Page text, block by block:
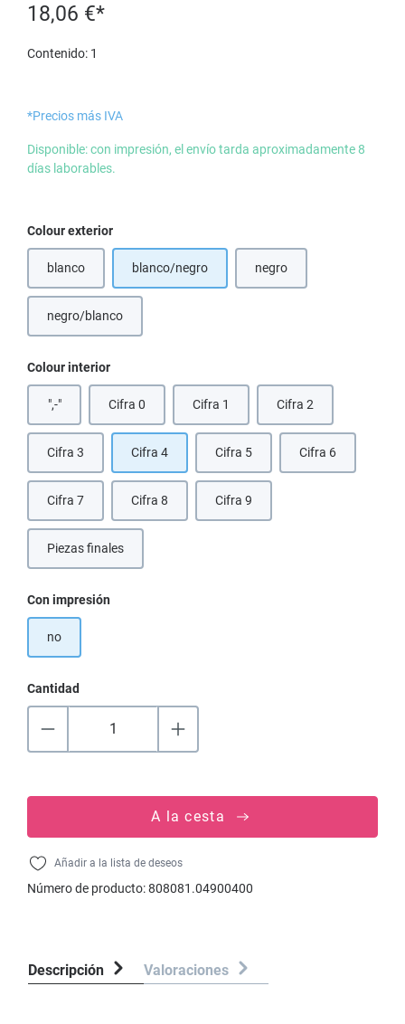
18,06 €*
Contenido: 1
*Precios más IVA
Disponible: con impresión, el envío tarda aproximadamente 8
días laborables.
Seleccione
Colour exterior
blanco(Esta opción no está disponible en este momento.)
blanco/negro negro(Esta opción no está
negro/blanco
Seleccione
Colour interior
",-" Cifra 0 Cifra 1 Cifra 2
Cifra 3 Cifra 4 Cifra 5 Cifra 6
Cifra 7 Cifra 8 Cifra 9
Piezas finales(Esta opción no está disponible en este momento.)
Seleccione
Con impresión
no
Cantidad
A la cesta
Añadir a la lista de deseos
Número de producto:808081.04900400
Descripción Valoraciones